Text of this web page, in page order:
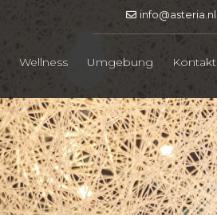
info@asteria.nl
Wellness Umgebung Kontakt